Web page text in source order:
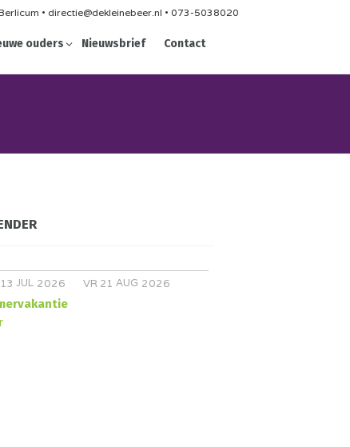
• directie@dekleinebeer.nl • 073-5038020
ouders Nieuwsbrief Contact
13 JUL 2026 VR 21 AUG 2026